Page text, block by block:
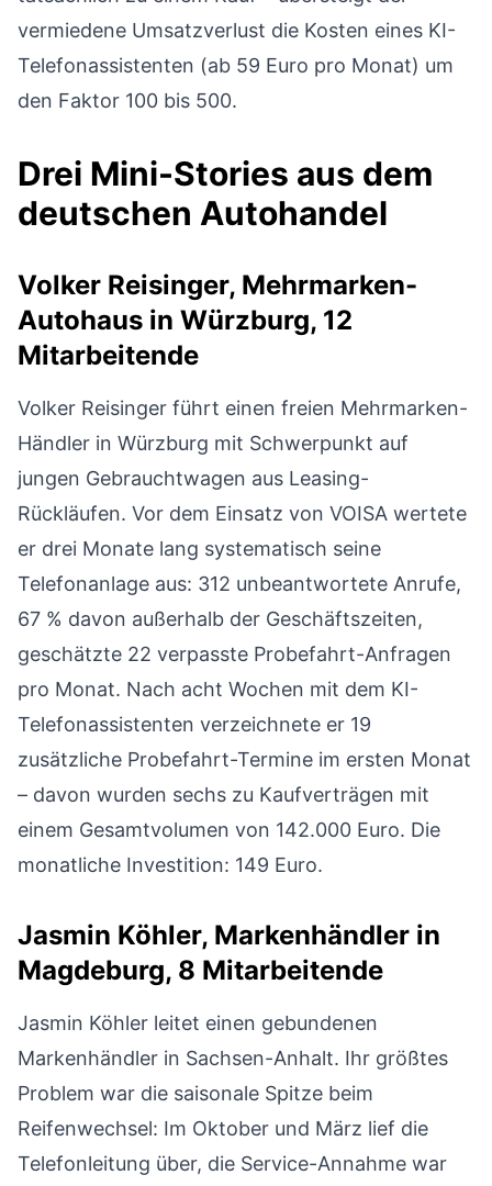
vermiedene Umsatzverlust die Kosten eines KI-
Telefonassistenten (ab 59 Euro pro Monat) um
den Faktor 100 bis 500.
Drei Mini-Stories aus dem
deutschen Autohandel
Volker Reisinger, Mehrmarken-
Autohaus in Würzburg, 12
Mitarbeitende
Volker Reisinger führt einen freien Mehrmarken-
Händler in Würzburg mit Schwerpunkt auf
jungen Gebrauchtwagen aus Leasing-
Rückläufen. Vor dem Einsatz von VOISA wertete
er drei Monate lang systematisch seine
Telefonanlage aus: 312 unbeantwortete Anrufe,
67 % davon außerhalb der Geschäftszeiten,
geschätzte 22 verpasste Probefahrt-Anfragen
pro Monat. Nach acht Wochen mit dem KI-
Telefonassistenten verzeichnete er 19
zusätzliche Probefahrt-Termine im ersten Monat
– davon wurden sechs zu Kaufverträgen mit
einem Gesamtvolumen von 142.000 Euro. Die
monatliche Investition: 149 Euro.
Jasmin Köhler, Markenhändler in
Magdeburg, 8 Mitarbeitende
Jasmin Köhler leitet einen gebundenen
Markenhändler in Sachsen-Anhalt. Ihr größtes
Problem war die saisonale Spitze beim
Reifenwechsel: Im Oktober und März lief die
Telefonleitung über, die Service-Annahme war